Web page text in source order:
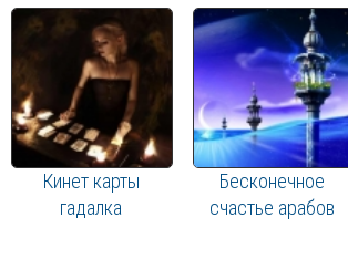
Кинет карты
гадалка
Бесконечное
счастье арабов